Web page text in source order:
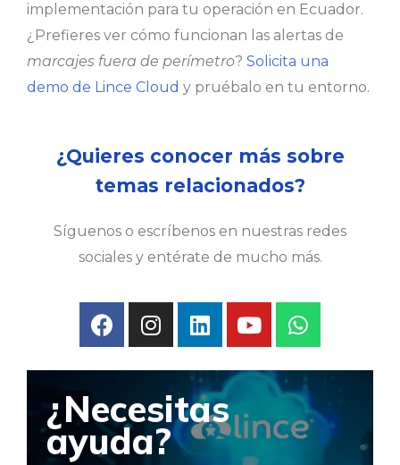
implementación para tu operación en Ecuador.
¿Prefieres ver cómo funcionan las alertas de
marcajes fuera de perímetro? Solicita una
demo de Lince Cloud y pruébalo en tu entorno.
¿Quieres conocer más sobre
temas relacionados?
Síguenos o escríbenos en nuestras redes
sociales y entérate de mucho más.
¿Necesitas
ayuda?